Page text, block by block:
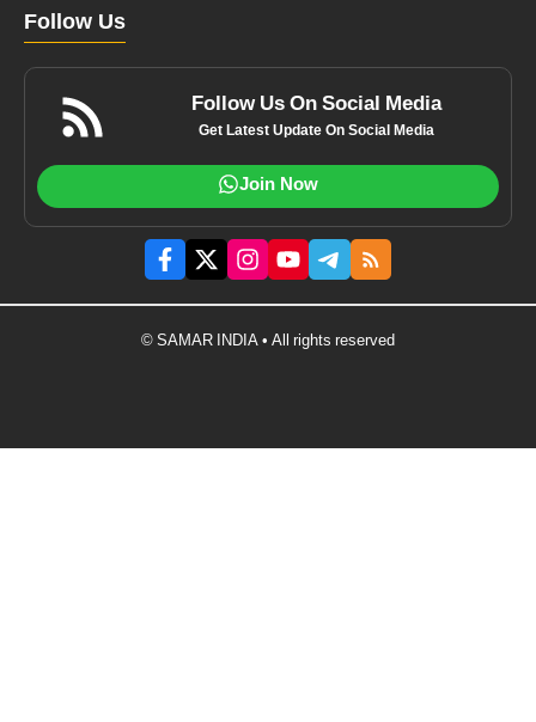
Follow Us
Follow Us On Social Media
Get Latest Update On Social Media
Join Now
© SAMAR INDIA • All rights reserved